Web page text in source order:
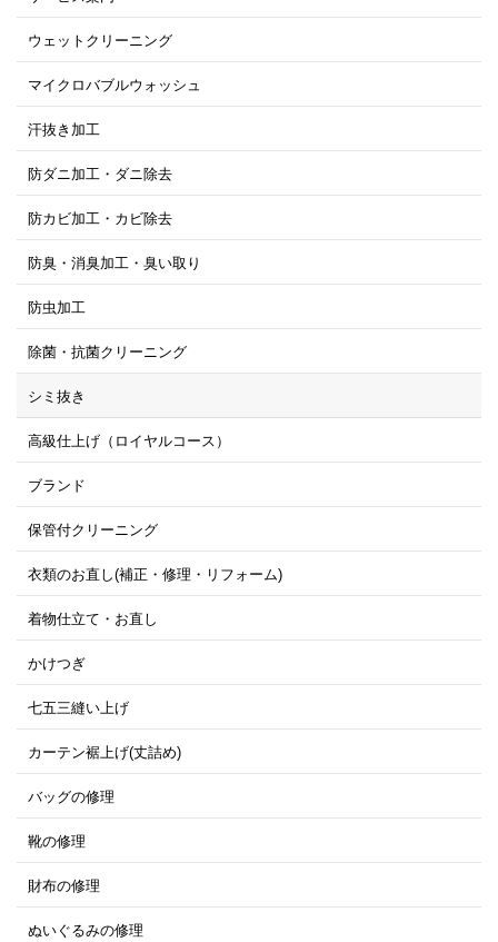
ウェットクリーニング
マイクロバブルウォッシュ
汗抜き加工
防ダニ加工・ダニ除去
防カビ加工・カビ除去
防臭・消臭加工・臭い取り
防虫加工
除菌・抗菌クリーニング
シミ抜き
高級仕上げ（ロイヤルコース）
ブランド
保管付クリーニング
衣類のお直し(補正・修理・リフォーム)
着物仕立て・お直し
かけつぎ
七五三縫い上げ
カーテン裾上げ(丈詰め)
バッグの修理
靴の修理
財布の修理
ぬいぐるみの修理